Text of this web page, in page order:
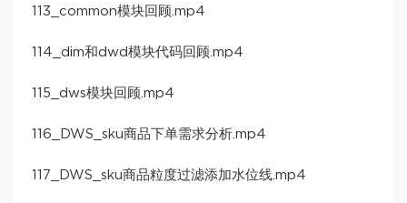
113_common模块回顾.mp4
114_dim和dwd模块代码回顾.mp4
115_dws模块回顾.mp4
116_DWS_sku商品下单需求分析.mp4
117_DWS_sku商品粒度过滤添加水位线.mp4